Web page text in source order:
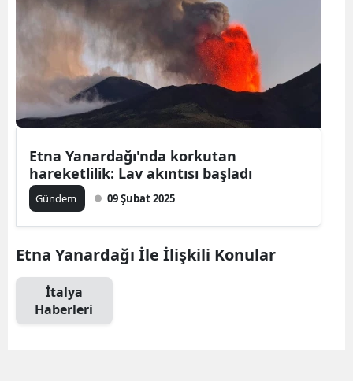
Etna Yanardağı'nda korkutan
hareketlilik: Lav akıntısı başladı
Gündem 09 Şubat 2025
Etna Yanardağı İle İlişkili Konular
İtalya
Haberleri